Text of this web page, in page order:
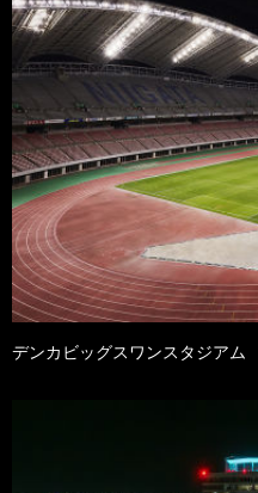
デンカビッグスワンスタジアム